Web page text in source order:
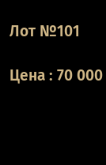
Лот №101
Цена : 70 000